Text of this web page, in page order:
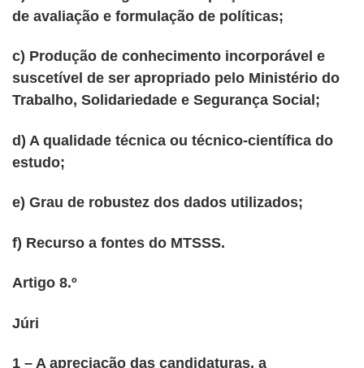
de avaliação e formulação de políticas;
c) Produção de conhecimento incorporável e
suscetível de ser apropriado pelo Ministério do
Trabalho, Solidariedade e Segurança Social;
d) A qualidade técnica ou técnico-científica do
estudo;
e) Grau de robustez dos dados utilizados;
f) Recurso a fontes do MTSSS.
Artigo 8.º
Júri
1 – A apreciação das candidaturas, a